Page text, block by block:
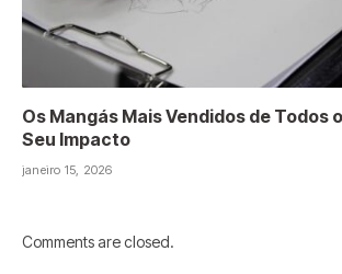
Os Mangás Mais Vendidos de Todos
Seu Impacto
janeiro 15, 2026
Comments are closed.